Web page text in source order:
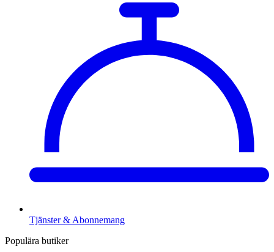
Tjänster & Abonnemang
Populära butiker